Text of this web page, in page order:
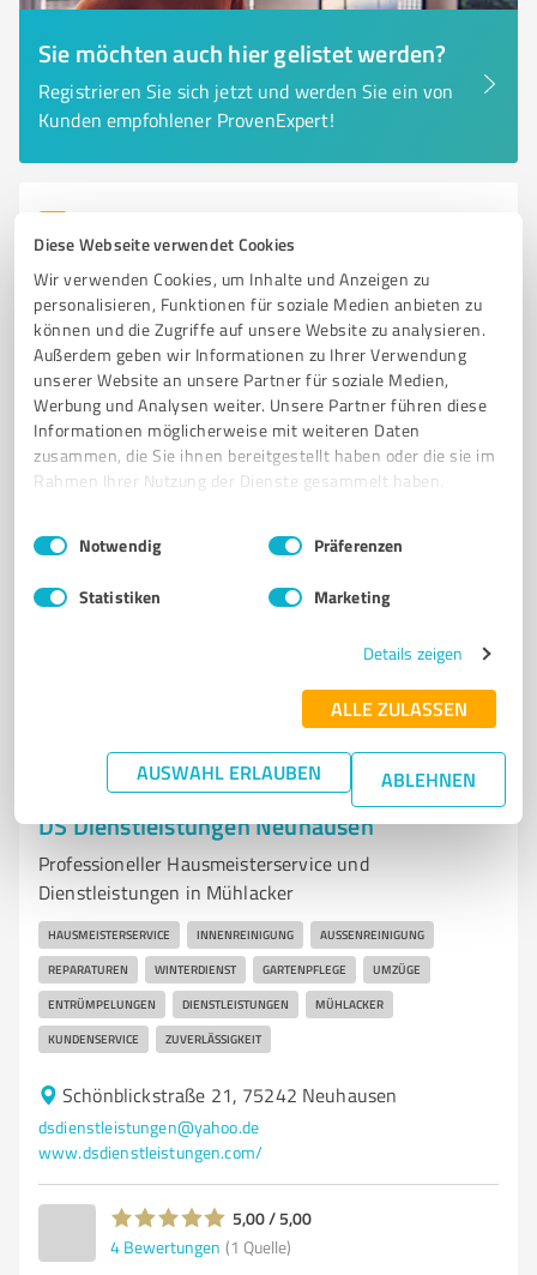
Diese Webseite verwendet Cookies
Wir verwenden Cookies, um Inhalte und Anzeigen zu
personalisieren, Funktionen für soziale Medien anbieten zu
können und die Zugriffe auf unsere Website zu analysieren.
Außerdem geben wir Informationen zu Ihrer Verwendung
unserer Website an unsere Partner für soziale Medien,
Werbung und Analysen weiter. Unsere Partner führen diese
Informationen möglicherweise mit weiteren Daten
zusammen, die Sie ihnen bereitgestellt haben oder die sie im
Rahmen Ihrer Nutzung der Dienste gesammelt haben.
Impressum Datenschutzbestimmungen
Einwilligungsauswahl
Notwendig Präferenzen
Statistiken Marketing
Details zeigen
ALLE ZULASSEN
AUSWAHL ERLAUBEN ABLEHNEN
Sie möchten auch hier gelistet werden?
Registrieren Sie sich jetzt und werden Sie ein von
Kunden empfohlener ProvenExpert!
Hundesalon Beautiful Dog
Professionelle Hundepflege im Hundesalon Beautiful
Dog in Pforzheim
HUNDESALON
GROOMING KLEINE HUNDERASSEN MALTESER HAVANESER
PFLEGEPRODUKTE GESUNDHEITSVORSORGE PROFESSIONELLE PFLEGE
FELLPFLEGE
Tel. 07231 3742100
kontakt@hundesalon-pforzheim.de
www.hundesalon-pforzheim.de/
Dienstleistungen
DS Dienstleistungen Neuhausen
Professioneller Hausmeisterservice und
Dienstleistungen in Mühlacker
HAUSMEISTERSERVICE INNENREINIGUNG AUSSENREINIGUNG
REPARATUREN WINTERDIENST GARTENPFLEGE UMZÜGE
ENTRÜMPELUNGEN DIENSTLEISTUNGEN MÜHLACKER
KUNDENSERVICE ZUVERLÄSSIGKEIT
Schönblickstraße 21, 75242 Neuhausen
dsdienstleistungen@yahoo.de
www.dsdienstleistungen.com/
5,00 / 5,00
4 Bewertungen (1 Quelle)